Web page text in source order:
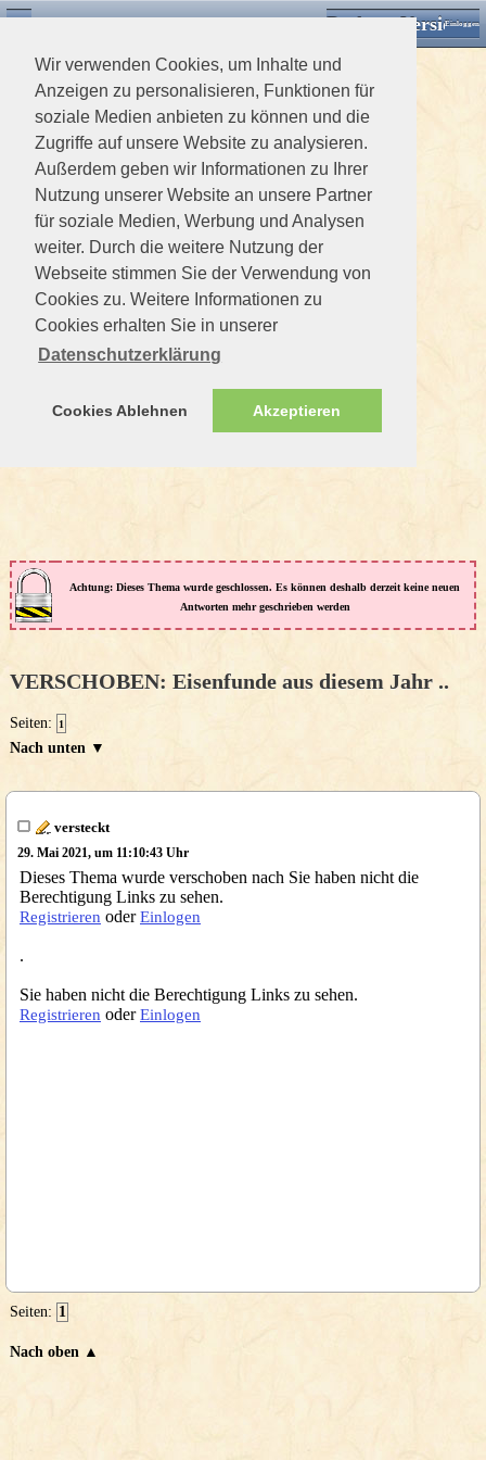
Wir verwenden Cookies, um Inhalte und
Anzeigen zu personalisieren, Funktionen für
soziale Medien anbieten zu können und die
Zugriffe auf unsere Website zu analysieren.
Außerdem geben wir Informationen zu Ihrer
Nutzung unserer Website an unsere Partner
für soziale Medien, Werbung und Analysen
weiter. Durch die weitere Nutzung der
Webseite stimmen Sie der Verwendung von
Cookies zu. Weitere Informationen zu
Cookies erhalten Sie in unserer
Datenschutzerklärung
Cookies Ablehnen Akzeptieren
Desktop VersionEinloggen
Achtung: Dieses Thema wurde geschlossen. Es können deshalb derzeit keine neuen
Antworten mehr geschrieben werden
VERSCHOBEN: Eisenfunde aus diesem Jahr ..
Seiten: 1
Nach unten ▼
versteckt
29. Mai 2021, um 11:10:43 Uhr
Dieses Thema wurde verschoben nach Sie haben nicht die
Berechtigung Links zu sehen.
Registrieren oderEinlogen
.
Sie haben nicht die Berechtigung Links zu sehen.
Registrieren oderEinlogen
Seiten: 1
Nach oben ▲